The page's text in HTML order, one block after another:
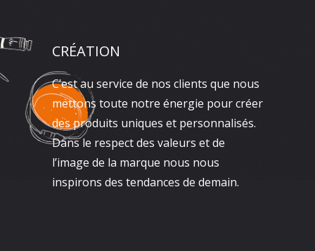
CRÉATION
C’est au service de nos clients que nous
mettons toute notre énergie pour créer
des produits uniques et personnalisés.
Dans le respect des valeurs et de
l’image de la marque nous nous
inspirons des tendances de demain.